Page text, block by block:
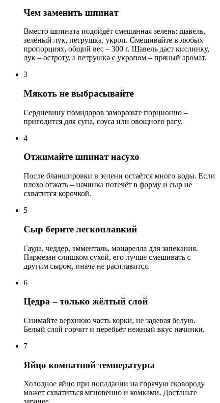
Чем заменить шпинат
Вместо шпината подойдёт смешанная зелень: щавель,
зелёный лук, петрушка, укроп. Смешивайте в любых
пропорциях, общий вес – 300 г. Щавель даст кислинку,
лук – остроту, а петрушка с укропом – пряный аромат.
3
Мякоть не выбрасывайте
Сердцевину помидоров заморозьте порционно –
пригодится для супа, соуса или овощного рагу.
4
Отжимайте шпинат насухо
После бланшировки в зелени остаётся много воды. Если
плохо отжать – начинка потечёт в форму и сыр не
схватится корочкой.
5
Сыр берите легкоплавкий
Гауда, чеддер, эмменталь, моцарелла для запекания.
Пармезан слишком сухой, его лучше смешивать с
другим сыром, иначе не расплавится.
6
Цедра – только жёлтый слой
Снимайте верхнюю часть корки, не задевая белую.
Белый слой горчит и перебьёт нежный вкус начинки.
7
Яйцо комнатной температуры
Холодное яйцо при попадании на горячую сковороду
может схватиться мгновенно и комками. Достаньте